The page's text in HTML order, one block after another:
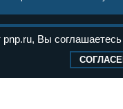
pnp.ru, Вы соглашаетесь